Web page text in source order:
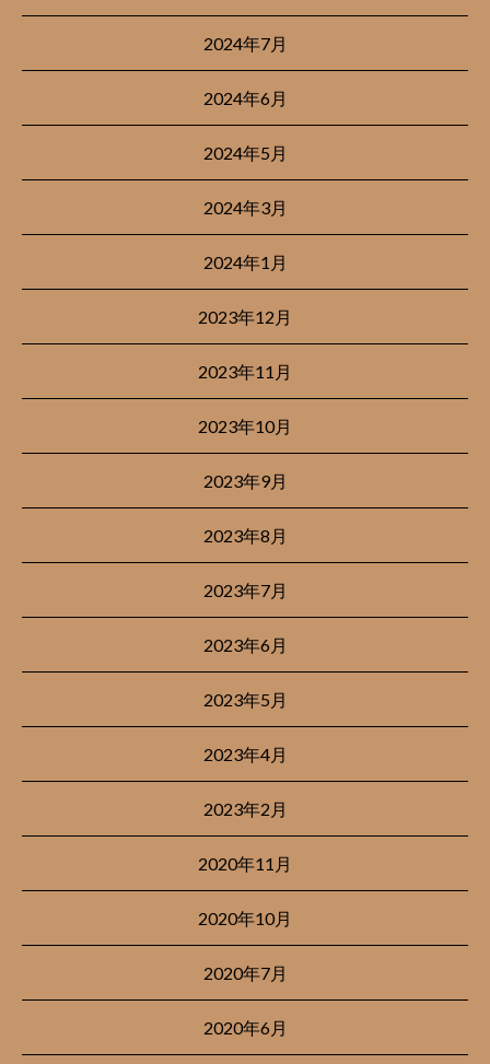
2024年7月
2024年6月
2024年5月
2024年3月
2024年1月
2023年12月
2023年11月
2023年10月
2023年9月
2023年8月
2023年7月
2023年6月
2023年5月
2023年4月
2023年2月
2020年11月
2020年10月
2020年7月
2020年6月